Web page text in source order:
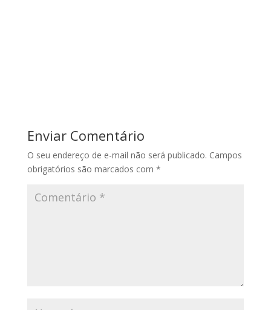
Enviar Comentário
O seu endereço de e-mail não será publicado. Campos
obrigatórios são marcados com *